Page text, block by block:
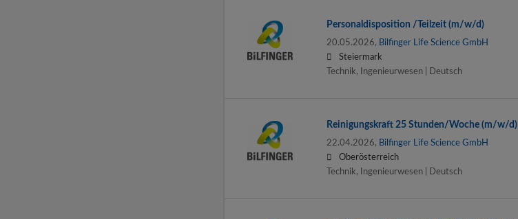
Personaldisposition /Teilzeit (m/w/d)
20.05.2026, Bilfinger Life Science GmbH
Steiermark
Technik, Ingenieurwesen | Deutsch
Reinigungskraft 25 Stunden/Woche (m/w/d)
22.04.2026, Bilfinger Life Science GmbH
Oberösterreich
Technik, Ingenieurwesen | Deutsch